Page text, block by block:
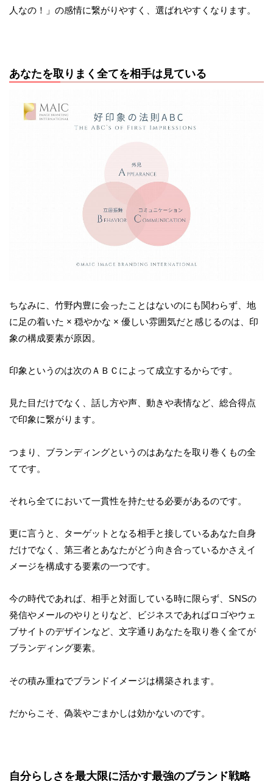
人なの！」の感情に繋がりやすく、選ばれやすくなります。
あなたを取りまく全てを相手は見ている
ちなみに、竹野内豊に会ったことはないのにも関わらず、地
に足の着いた × 穏やかな × 優しい雰囲気だと感じるのは、印
象の構成要素が原因。
印象というのは次のＡＢＣによって成立するからです。
見た目だけでなく、話し方や声、動きや表情など、総合得点
で印象に繋がります。
つまり、ブランディングというのはあなたを取り巻くもの全
てです。
それら全てにおいて一貫性を持たせる必要があるのです。
更に言うと、ターゲットとなる相手と接しているあなた自身
だけでなく、第三者とあなたがどう向き合っているかさえイ
メージを構成する要素の一つです。
今の時代であれば、相手と対面している時に限らず、SNSの
発信やメールのやりとりなど、ビジネスであればロゴやウェ
ブサイトのデザインなど、文字通りあなたを取り巻く全てが
ブランディング要素。
その積み重ねでブランドイメージは構築されます。
だからこそ、偽装やごまかしは効かないのです。
自分らしさを最大限に活かす最強のブランド戦略